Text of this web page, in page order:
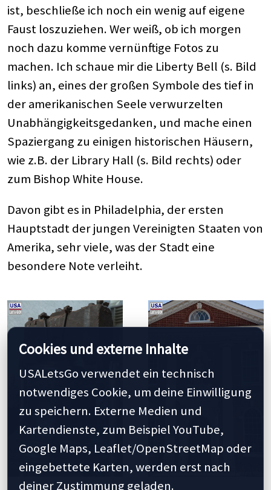
ist, beschließe ich noch ein wenig auf eigene
Faust loszuziehen. Wer weiß, ob ich morgen
noch dazu komme vernünftige Fotos zu
machen. Ich schaue mir die Liberty Bell (s. Bild
links) an, eines der großen Symbole des tief in
der amerikanischen Seele verwurzelten
Unabhängigkeitsgedanken, und mache einen
Spaziergang zu einigen historischen Häusern,
wie z.B. der Library Hall (s. Bild rechts) oder
zum Bishop White House.
Davon gibt es in Philadelphia, der ersten
Hauptstadt der jungen Vereinigten Staaten von
Amerika, sehr viele, was der Stadt eine
besondere Note verleiht.
Cookies und externe Inhalte
USALetsGo verwendet ein technisch
notwendiges Cookie, um deine Einwilligung
zu speichern. Externe Medien und
Kartendienste, zum Beispiel YouTube,
Google Maps, Leaflet/OpenStreetMap oder
eingebettete Karten, werden erst nach
deiner Zustimmung geladen.